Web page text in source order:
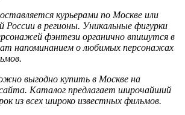
курьерами по Москве или
в регионы. Уникальные фигурки
фэнтези органично впишутся в
напоминанием о любимых персонажах
выгодно купить в Москве на
Каталог предлагает широчайший
из всех широко известных фильмов.